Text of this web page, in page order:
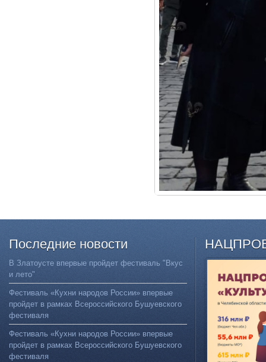
Последние новости
В Златоусте впервые пройдет фестиваль "Вкус
и лето"
Фестиваль «Кухни народов России» впервые
пройдет в рамках Всероссийского Бушуевского
фестиваля
Фестиваль «Кухни народов России» впервые
пройдет в рамках Всероссийского Бушуевского
фестиваля